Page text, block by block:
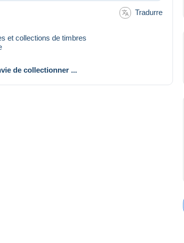
Tradurre
et collections de timbres
de collectionner ...